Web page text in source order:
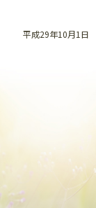
平成29年10月1日